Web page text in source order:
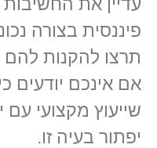
פיננסית בצורה
תרצו להקנות להם
אם אינכם יודעים
שייעוץ מקצועי
יפתור בעיה זו.